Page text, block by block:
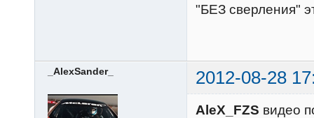
"БЕЗ сверления"
_AlexSander_ 2012-08-28
AleX_FZS видео